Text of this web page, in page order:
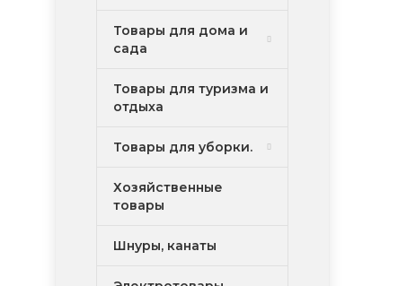
Товары для дома и
сада
Товары для туризма и
отдыха
Товары для уборки.
Хозяйственные
товары
Шнуры, канаты